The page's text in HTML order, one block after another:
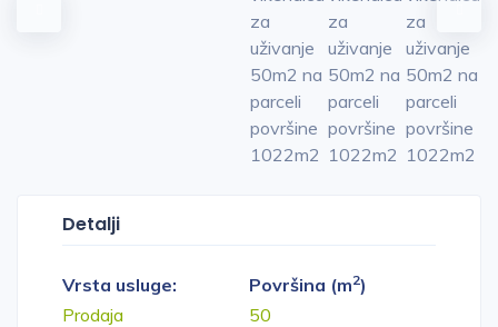
Detalji
Vrsta usluge:
Prodaja
Površina (m2)
50